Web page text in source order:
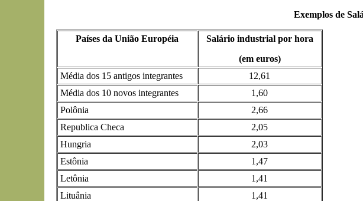
Exemplos de
Países da União Européia
Salário industrial por hora
(em euros)
Média dos 15 antigos integrantes
12,61
Média dos 10 novos integrantes
1,60
Polônia
2,66
Republica Checa
2,05
Hungria
2,03
Estônia
1,47
Letônia
1,41
Lituânia
1,41